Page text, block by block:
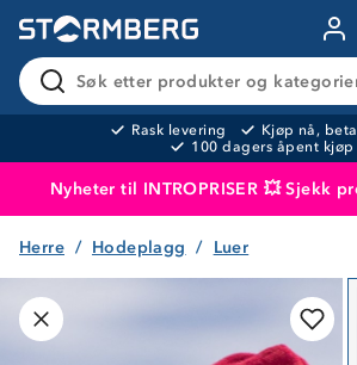
Søk etter produkter og
Rask levering
Kjøp nå,
100 dagers åpent kjøp
Nyheter til INTROPRISER 💥 Sjekk
Produktet er lagt i handlekurven
Herre Hodeplagg Luer